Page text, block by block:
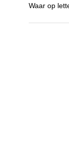
Waar op